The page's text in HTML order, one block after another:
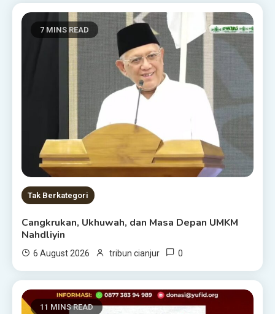
7 MINS READ
Tak Berkategori
Cangkrukan, Ukhuwah, dan Masa Depan UMKM
Nahdliyin
6 August 2026 tribun cianjur 0
11 MINS READ